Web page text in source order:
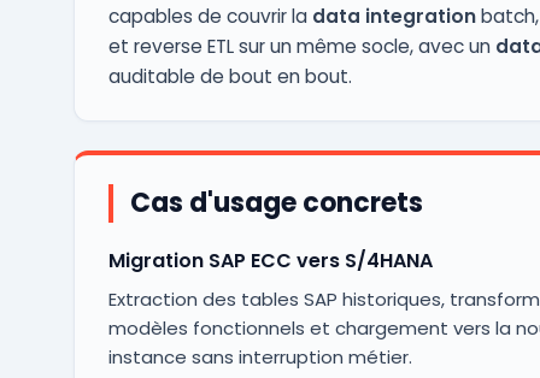
capables de couvrir la data integrationbatch,
et reverse ETL sur un même socle, avec un
auditable de bout en bout.
Cas d'usage concrets
Migration SAP ECC vers S/4HANA
Extraction des tables SAP historiques,
modèles fonctionnels et chargement vers la
instance sans interruption métier.